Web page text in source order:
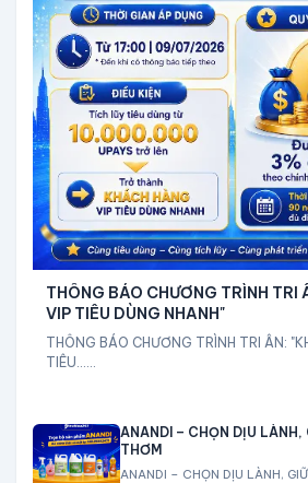
THÔNG BÁO CHƯƠNG TRÌNH TRI
VIP TIÊU DÙNG NHANH"
THÔNG BÁO CHƯƠNG TRÌNH TRI ÂN:
TIÊU......
ANANDI – CHỌN DỊU LÀNH,
THƠM
ANANDI – CHỌN DỊU LÀNH,